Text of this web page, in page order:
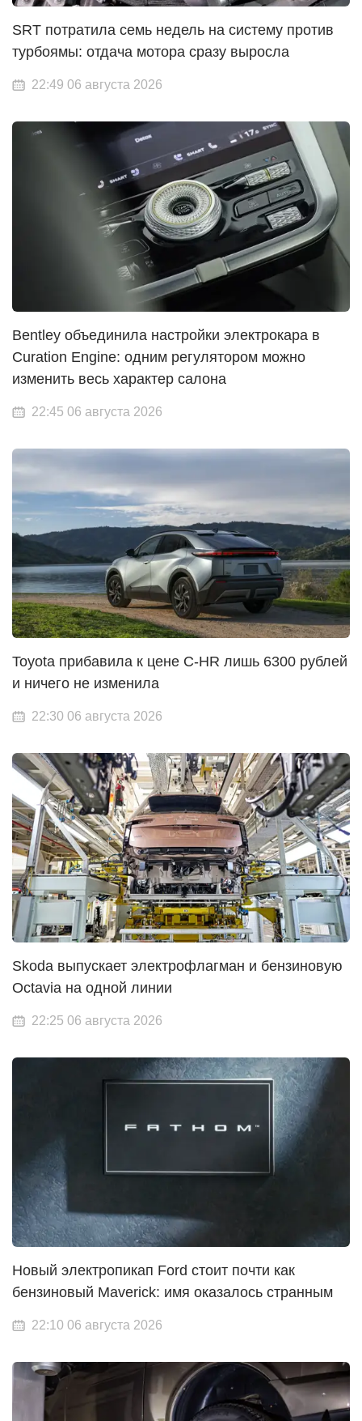
SRT потратила семь недель на систему против
турбоямы: отдача мотора сразу выросла
22:49 06 августа 2026
Bentley объединила настройки электрокара в
Curation Engine: одним регулятором можно
изменить весь характер салона
22:45 06 августа 2026
Toyota прибавила к цене C-HR лишь 6300 рублей
и ничего не изменила
22:30 06 августа 2026
Skoda выпускает электрофлагман и бензиновую
Octavia на одной линии
22:25 06 августа 2026
Новый электропикап Ford стоит почти как
бензиновый Maverick: имя оказалось странным
22:10 06 августа 2026